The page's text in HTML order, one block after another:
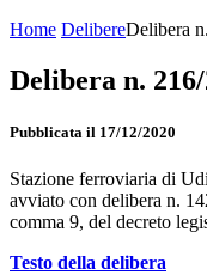
Home DelibereDelibera
Delibera n.
Pubblicata il 17/12/2020
Stazione ferroviaria di
avviato con delibera n.
comma 9, del decreto
Testo della delibera